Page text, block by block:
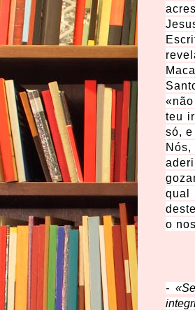
teu
só,
qual
o
-